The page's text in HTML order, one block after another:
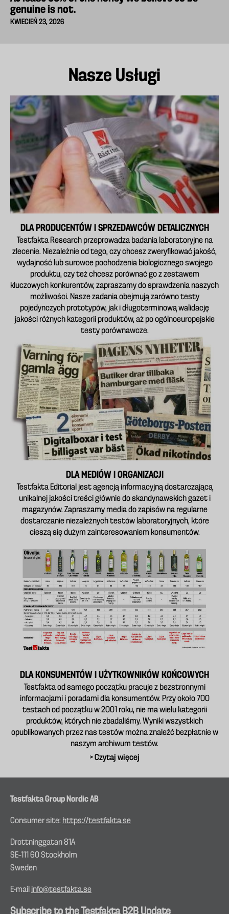
genuine is not.
KWIECIEŃ 23, 2026
Nasze Usługi
DLA PRODUCENTÓW I SPRZEDAWCÓW DETALICZNYCH
Testfakta Research przeprowadza badania laboratoryjne na
zlecenie. Niezależnie od tego, czy chcesz zweryfikować jakość,
wydajność lub surowce pochodzenia biologicznego swojego
produktu, czy też chcesz porównać go z zestawem
kluczowych konkurentów, zapraszamy do sprawdzenia naszych
możliwości. Nasze zadania obejmują zarówno testy
pojedynczych prototypów, jak i długoterminową walidację
jakości różnych kategorii produktów, aż po ogólnoeuropejskie
testy porównawcze.
DLA MEDIÓW I ORGANIZACJI
Testfakta Editorial jest agencją informacyjną dostarczającą
unikalnej jakości treści głównie do skandynawskich gazet i
magazynów. Zapraszamy media do zapisów na regularne
dostarczanie niezależnych testów laboratoryjnych, które
cieszą się dużym zainteresowaniem konsumentów.
DLA KONSUMENTÓW I UŻYTKOWNIKÓW KOŃCOWYCH
Testfakta od samego początku pracuje z bezstronnymi
informacjami i poradami dla konsumentów. Przy około 700
testach od początku w 2001 roku, nie ma wielu kategorii
produktów, których nie zbadaliśmy. Wyniki wszystkich
opublikowanych przez nas testów można znaleźć bezpłatnie w
naszym archiwum testów.
> Czytaj więcej
Testfakta Group Nordic AB
Consumer site: https://testfakta.se
Drottninggatan 81A
SE–111 60 Stockholm
Sweden
E-mail info@testfakta.se
Subscribe to the Testfakta B2B Update